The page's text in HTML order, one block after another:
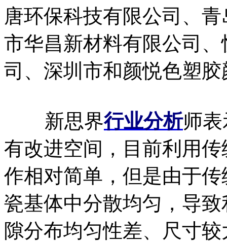
唐环保科技有限公司、
市华昌新材料有限公司
司、深圳市和颜悦色塑
新思界行业分析师
有改进空间，目前利用
作相对简单，但是由于
瓷基体中分散均匀，导
隙分布均匀性差、尺寸